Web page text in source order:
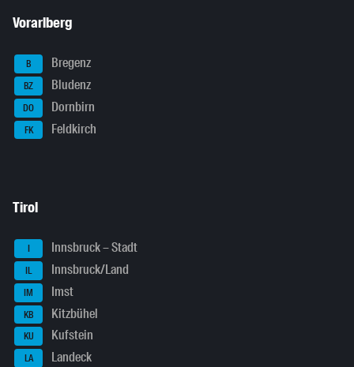
Vorarlberg
B Bregenz
BZ Bludenz
DO Dornbirn
FK Feldkirch
Tirol
I Innsbruck – Stadt
IL Innsbruck/Land
IM Imst
KB Kitzbühel
KU Kufstein
LA Landeck